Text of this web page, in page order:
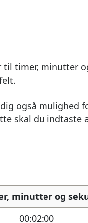
til timer, minutter
også mulighed
skal du
minutter og
00:02:00